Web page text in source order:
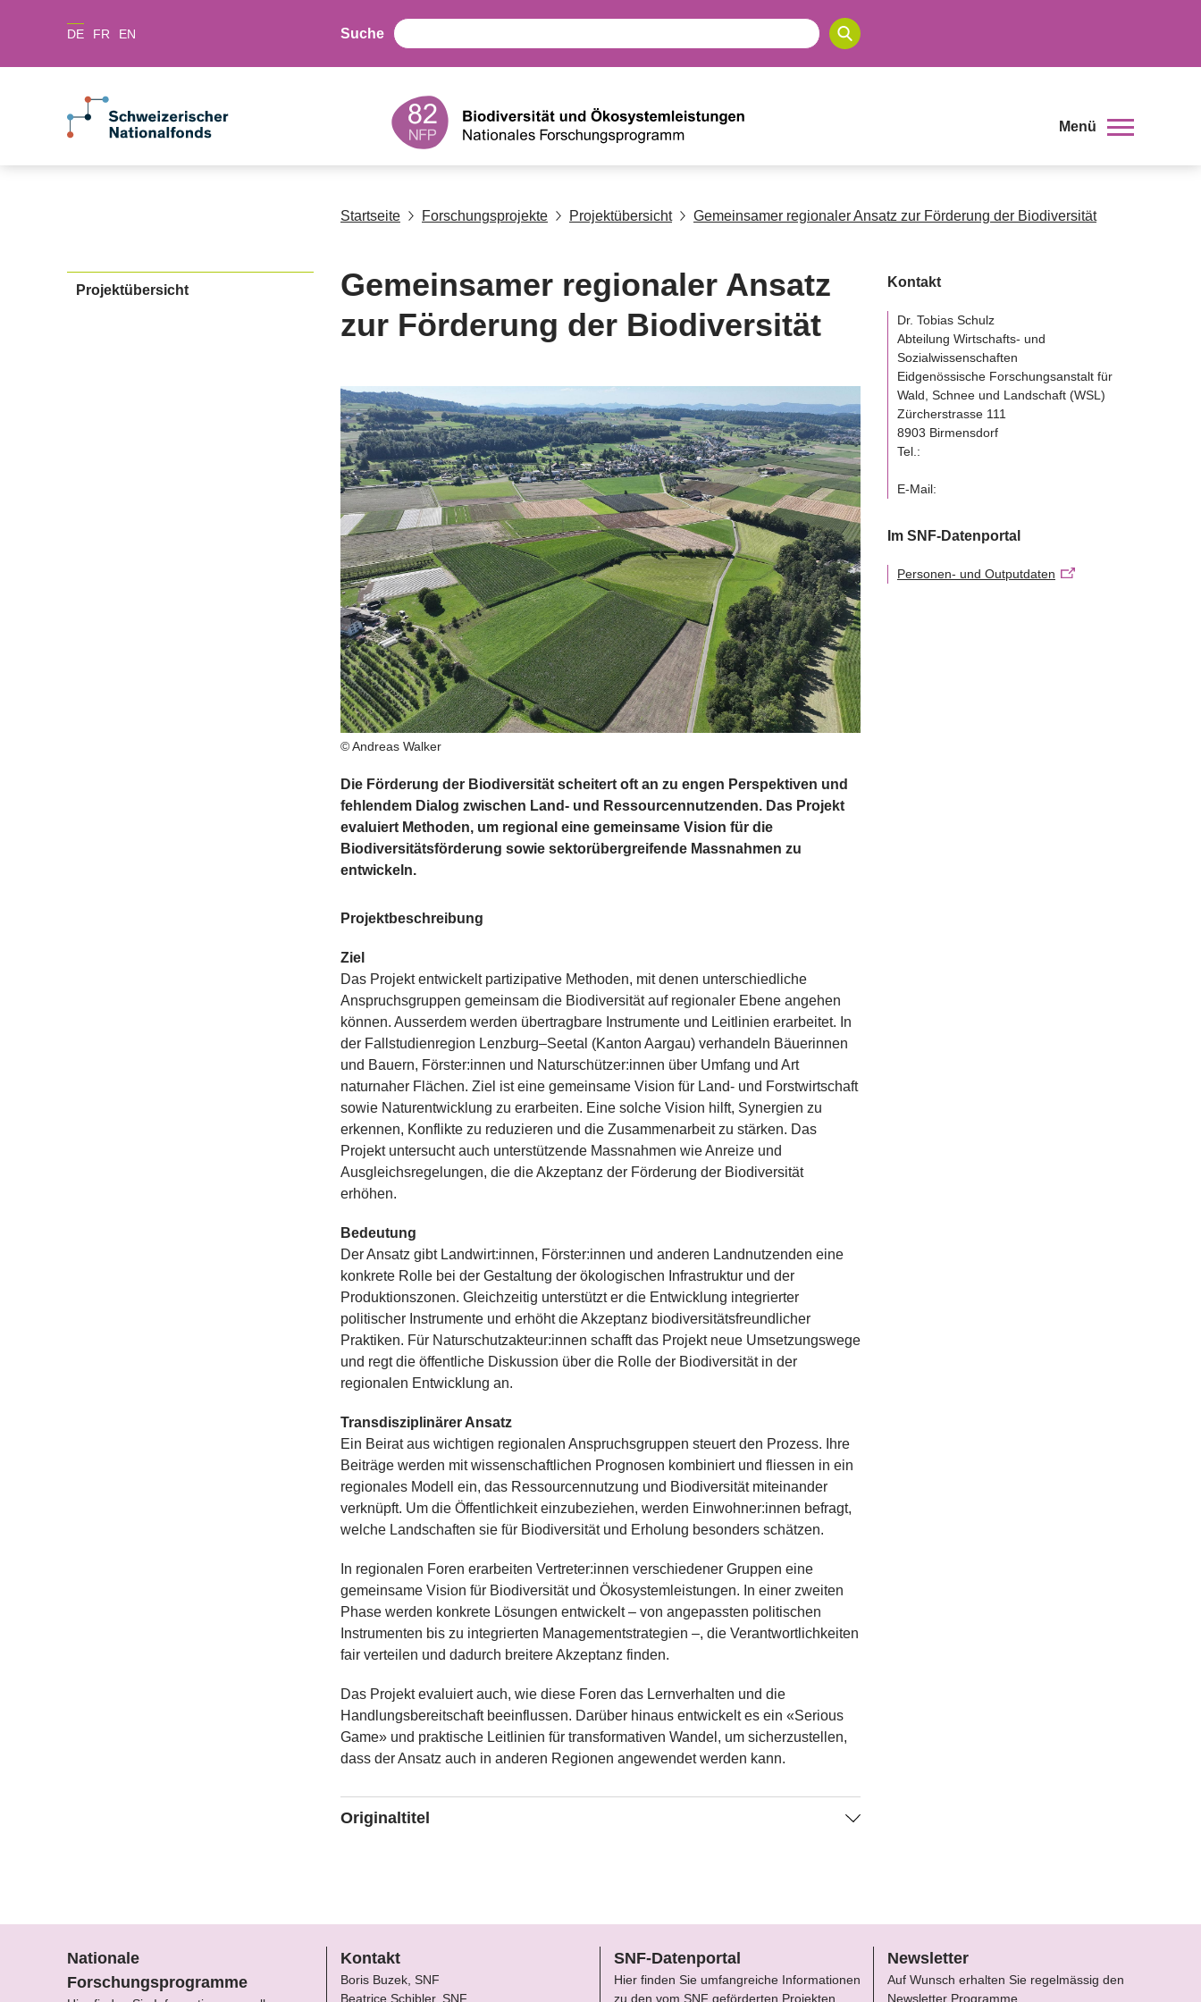
DE FR EN Suche
Menü
Startseite Forschungsprojekte Projektübersicht Gemeinsamer regionaler Ansatz zur Förderung der Biodiversität
Projektübersicht
Gemeinsamer regionaler Ansatz
zur Förderung der Biodiversität
© Andreas Walker
Die Förderung der Biodiversität scheitert oft an zu engen Perspektiven und
fehlendem Dialog zwischen Land- und Ressourcennutzenden. Das Projekt
evaluiert Methoden, um regional eine gemeinsame Vision für die
Biodiversitätsförderung sowie sektorübergreifende Massnahmen zu
entwickeln.
Projektbeschreibung
Ziel
Das Projekt entwickelt partizipative Methoden, mit denen unterschiedliche
Anspruchsgruppen gemeinsam die Biodiversität auf regionaler Ebene angehen
können. Ausserdem werden übertragbare Instrumente und Leitlinien erarbeitet. In
der Fallstudienregion Lenzburg–Seetal (Kanton Aargau) verhandeln Bäuerinnen
und Bauern, Förster:innen und Naturschützer:innen über Umfang und Art
naturnaher Flächen. Ziel ist eine gemeinsame Vision für Land- und Forstwirtschaft
sowie Naturentwicklung zu erarbeiten. Eine solche Vision hilft, Synergien zu
erkennen, Konflikte zu reduzieren und die Zusammenarbeit zu stärken. Das
Projekt untersucht auch unterstützende Massnahmen wie Anreize und
Ausgleichsregelungen, die die Akzeptanz der Förderung der Biodiversität
erhöhen.
Bedeutung
Der Ansatz gibt Landwirt:innen, Förster:innen und anderen Landnutzenden eine
konkrete Rolle bei der Gestaltung der ökologischen Infrastruktur und der
Produktionszonen. Gleichzeitig unterstützt er die Entwicklung integrierter
politischer Instrumente und erhöht die Akzeptanz biodiversitätsfreundlicher
Praktiken. Für Naturschutzakteur:innen schafft das Projekt neue Umsetzungswege
und regt die öffentliche Diskussion über die Rolle der Biodiversität in der
regionalen Entwicklung an.
Transdisziplinärer Ansatz
Ein Beirat aus wichtigen regionalen Anspruchsgruppen steuert den Prozess. Ihre
Beiträge werden mit wissenschaftlichen Prognosen kombiniert und fliessen in ein
regionales Modell ein, das Ressourcennutzung und Biodiversität miteinander
verknüpft. Um die Öffentlichkeit einzubeziehen, werden Einwohner:innen befragt,
welche Landschaften sie für Biodiversität und Erholung besonders schätzen.
In regionalen Foren erarbeiten Vertreter:innen verschiedener Gruppen eine
gemeinsame Vision für Biodiversität und Ökosystemleistungen. In einer zweiten
Phase werden konkrete Lösungen entwickelt – von angepassten politischen
Instrumenten bis zu integrierten Managementstrategien –, die Verantwortlichkeiten
fair verteilen und dadurch breitere Akzeptanz finden.
Das Projekt evaluiert auch, wie diese Foren das Lernverhalten und die
Handlungsbereitschaft beeinflussen. Darüber hinaus entwickelt es ein «Serious
Game» und praktische Leitlinien für transformativen Wandel, um sicherzustellen,
dass der Ansatz auch in anderen Regionen angewendet werden kann.
Originaltitel
Kontakt
Dr. Tobias Schulz
Abteilung Wirtschafts- und
Sozialwissenschaften
Eidgenössische Forschungsanstalt für
Wald, Schnee und Landschaft (WSL)
Zürcherstrasse 111
8903 Birmensdorf
Tel.:
E-Mail:
Im SNF-Datenportal
Personen- und Outputdaten
Nationale
Forschungsprogramme
Kontakt
Boris Buzek, SNF
Beatrice Schibler, SNF
SNF-Datenportal
Hier finden Sie umfangreiche Informationen
zu den vom SNF geförderten Projekten.
Newsletter
Auf Wunsch erhalten Sie regelmässig den
Newsletter Programme.